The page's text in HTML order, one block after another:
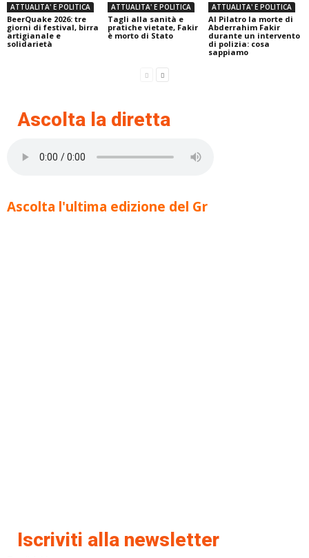
ATTUALITA' E POLITICA
BeerQuake 2026: tre
giorni di festival, birra
artigianale e
solidarietà
ATTUALITA' E POLITICA
Tagli alla sanità e
pratiche vietate, Fakir
è morto di Stato
ATTUALITA' E POLITICA
Al Pilatro la morte di
Abderrahim Fakir
durante un intervento
di polizia: cosa
sappiamo
Ascolta la diretta
Ascolta l'ultima edizione del Gr
Iscriviti alla newsletter